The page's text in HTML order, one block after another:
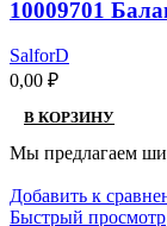
10009701
SalforD
0,00 ₽
В КОРЗИНУ
Мы предлагаем
Добавить к
Быстрый просмотр